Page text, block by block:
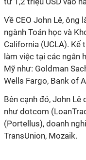
Về CEO John Lê,
ngành Toán học và
California (UCLA).
làm việc tại các ngân
Mỹ như: Goldman
Wells Fargo, Bank of
Bên cạnh đó, John
như dotcom
(Portellus), doanh
TransUnion, Mozaik.